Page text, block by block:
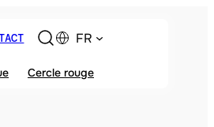
FR
Cercle rouge